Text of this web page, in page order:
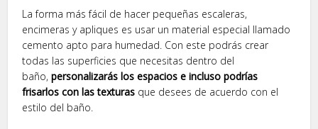
La forma más fácil de hacer pequeñas escaleras,
encimeras y apliques es usar un material especial llamado
cemento apto para humedad. Con este podrás crear
todas las superficies que necesitas dentro del
baño,personalizarás los espacios e incluso podrías
frisarlos con las texturas que desees de acuerdo con el
estilo del baño.